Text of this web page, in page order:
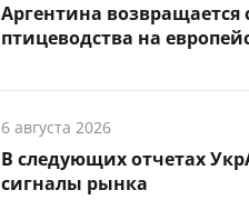
Аргентина возвращается
птицеводства на
6 августа 2026
В следующих отчетах
сигналы рынка